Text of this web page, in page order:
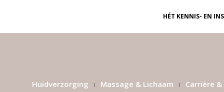
HÉT KENNIS- EN
Huidverzorging Massage & Lichaam Carrière